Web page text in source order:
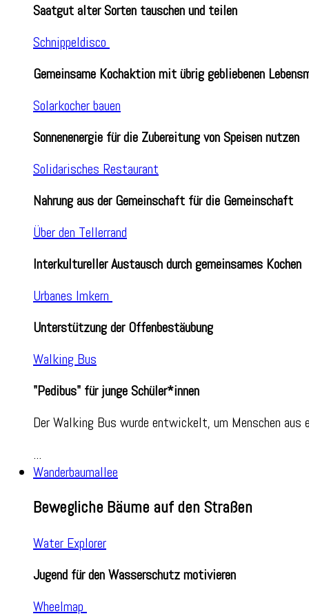
Saatgut alter Sorten tauschen und teilen
Schnippeldisco
Gemeinsame Kochaktion mit übrig gebliebenen
Solarkocher bauen
Sonnenenergie für die Zubereitung von Speisen nutzen
Solidarisches Restaurant
Nahrung aus der Gemeinschaft für die Gemeinschaft
Über den Tellerrand
Interkultureller Austausch durch gemeinsames Kochen
Urbanes Imkern
Unterstützung der Offenbestäubung
Walking Bus
"Pedibus" für junge Schüler*innen
Der Walking Bus wurde entwickelt, um Menschen
...
Wanderbaumallee
Bewegliche Bäume auf den Straßen
Water Explorer
Jugend für den Wasserschutz motivieren
Wheelmap